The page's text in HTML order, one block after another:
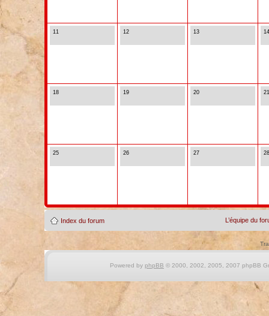
11 12 13 14
18 19 20 21
25 26 27 28
Index du forum L’équipe du
Powered by phpBB © 2000, 2002, 2005, 2007 phpBB